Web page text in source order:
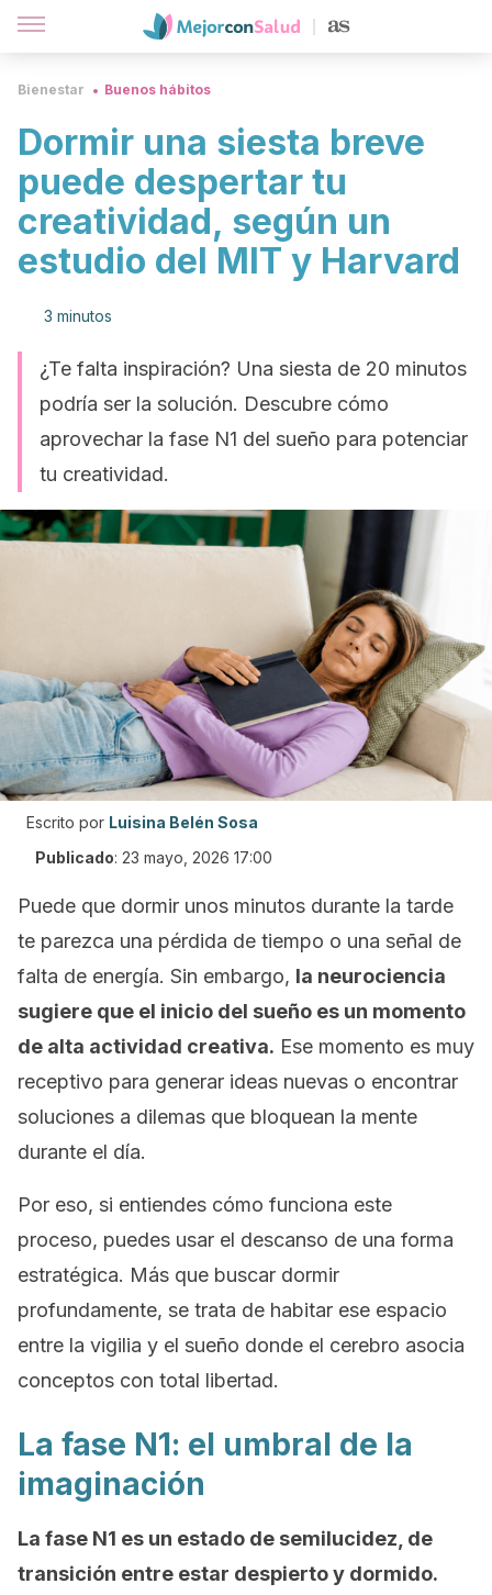
Bienestar Buenos hábitos
Dormir una siesta breve
puede despertar tu
creatividad, según un
estudio del MIT y Harvard
3 minutos
¿Te falta inspiración? Una siesta de 20 minutos
podría ser la solución. Descubre cómo
aprovechar la fase N1 del sueño para potenciar
tu creatividad.
Escrito por Luisina Belén Sosa
Publicado: 23 mayo, 2026 17:00
Puede que dormir unos minutos durante la tarde
te parezca una pérdida de tiempo o una señal de
falta de energía. Sin embargo, la neurociencia
sugiere que el inicio del sueño es un momento
de alta actividad creativa. Ese momento es muy
receptivo para generar ideas nuevas o encontrar
soluciones a dilemas que bloquean la mente
durante el día.
Por eso, si entiendes cómo funciona este
proceso, puedes usar el descanso de una forma
estratégica. Más que buscar dormir
profundamente, se trata de habitar ese espacio
entre la vigilia y el sueño donde el cerebro asocia
conceptos con total libertad.
La fase N1: el umbral de la
imaginación
La fase N1 es un estado de semilucidez, de
transición entre estar despierto y dormido.